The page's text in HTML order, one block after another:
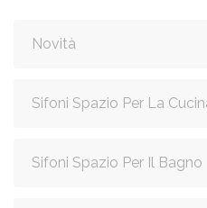
Novità
Sifoni Spazio Per La
Sifoni Spazio Per Il Bagno